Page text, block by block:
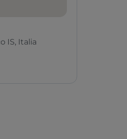
IS, Italia